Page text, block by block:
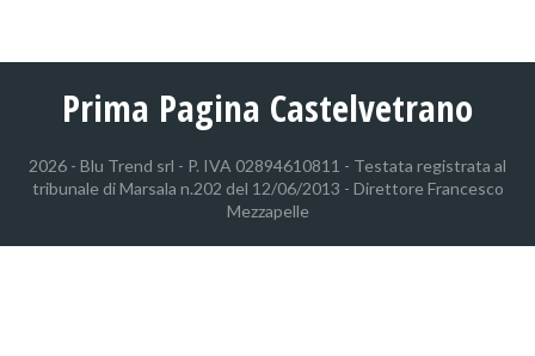
Prima Pagina Castelvetrano
2026 - Blu Trend srl - P. IVA 02894610811 - Testata registrata al
tribunale di Marsala n.202 del 12/06/2013 - Direttore Francesco
Mezzapelle